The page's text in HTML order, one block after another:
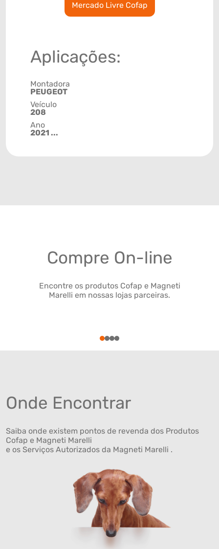
Mercado Livre Cofap
Aplicações:
Montadora
PEUGEOT
Veículo
208
Ano
2021 ...
Compre On-line
Encontre os produtos Cofap e Magneti
Marelli em nossas lojas parceiras.
1234
Onde Encontrar
Saiba onde existem pontos de revenda dos Produtos
Cofap e Magneti Marelli
e os Serviços Autorizados da Magneti Marelli .